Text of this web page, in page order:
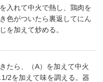
入れて中火で熱し、鶏肉を
色がついたら裏返してにん
を加えて炒める。
たら、（A）を加えて中火
2を加えて味を調える。器